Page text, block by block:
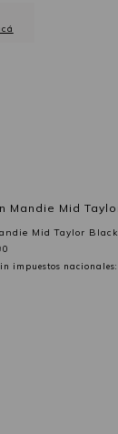
Mid Taylor Black
impuestos nacionales: